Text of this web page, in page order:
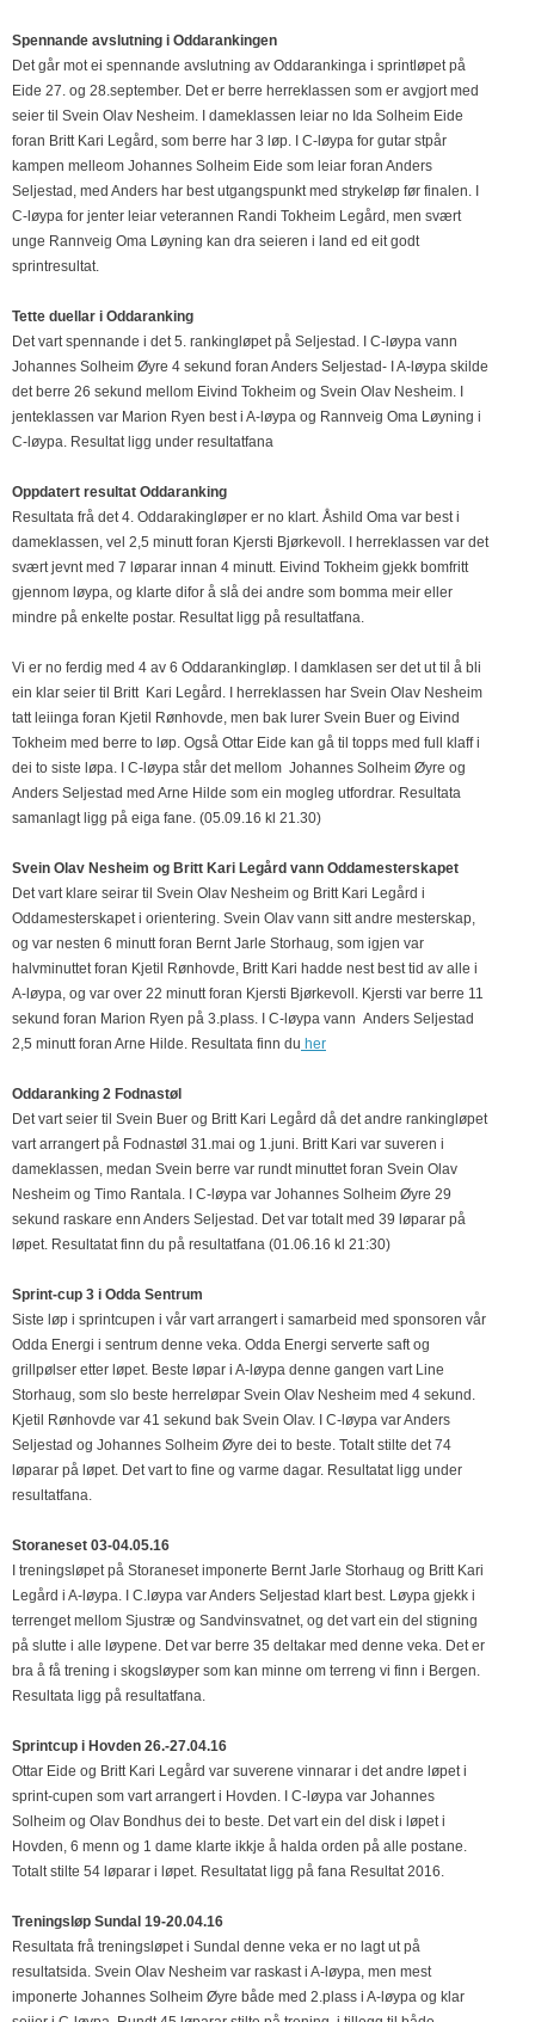
Spennande avslutning i Oddarankingen
Det går mot ei spennande avslutning av Oddarankinga i sprintløpet på
Eide 27. og 28.september. Det er berre herreklassen som er avgjort med
seier til Svein Olav Nesheim. I dameklassen leiar no Ida Solheim Eide
foran Britt Kari Legård, som berre har 3 løp. I C-løypa for gutar stpår
kampen melleom Johannes Solheim Eide som leiar foran Anders
Seljestad, med Anders har best utgangspunkt med strykeløp før finalen. I
C-løypa for jenter leiar veterannen Randi Tokheim Legård, men svært
unge Rannveig Oma Løyning kan dra seieren i land ed eit godt
sprintresultat.
Tette duellar i Oddaranking
Det vart spennande i det 5. rankingløpet på Seljestad. I C-løypa vann
Johannes Solheim Øyre 4 sekund foran Anders Seljestad- I A-løypa skilde
det berre 26 sekund mellom Eivind Tokheim og Svein Olav Nesheim. I
jenteklassen var Marion Ryen best i A-løypa og Rannveig Oma Løyning i
C-løypa. Resultat ligg under resultatfana
Oppdatert resultat Oddaranking
Resultata frå det 4. Oddarakingløper er no klart. Åshild Oma var best i
dameklassen, vel 2,5 minutt foran Kjersti Bjørkevoll. I herreklassen var det
svært jevnt med 7 løparar innan 4 minutt. Eivind Tokheim gjekk bomfritt
gjennom løypa, og klarte difor å slå dei andre som bomma meir eller
mindre på enkelte postar. Resultat ligg på resultatfana.
Vi er no ferdig med 4 av 6 Oddarankingløp. I damklasen ser det ut til å bli
ein klar seier til Britt Kari Legård. I herreklassen har Svein Olav Nesheim
tatt leiinga foran Kjetil Rønhovde, men bak lurer Svein Buer og Eivind
Tokheim med berre to løp. Også Ottar Eide kan gå til topps med full klaff i
dei to siste løpa. I C-løypa står det mellom Johannes Solheim Øyre og
Anders Seljestad med Arne Hilde som ein mogleg utfordrar. Resultata
samanlagt ligg på eiga fane. (05.09.16 kl 21.30)
Svein Olav Nesheim og Britt Kari Legård vann Oddamesterskapet
Det vart klare seirar til Svein Olav Nesheim og Britt Kari Legård i
Oddamesterskapet i orientering. Svein Olav vann sitt andre mesterskap,
og var nesten 6 minutt foran Bernt Jarle Storhaug, som igjen var
halvminuttet foran Kjetil Rønhovde, Britt Kari hadde nest best tid av alle i
A-løypa, og var over 22 minutt foran Kjersti Bjørkevoll. Kjersti var berre 11
sekund foran Marion Ryen på 3.plass. I C-løypa vann Anders Seljestad
2,5 minutt foran Arne Hilde. Resultata finn du her
Oddaranking 2 Fodnastøl
Det vart seier til Svein Buer og Britt Kari Legård då det andre rankingløpet
vart arrangert på Fodnastøl 31.mai og 1.juni. Britt Kari var suveren i
dameklassen, medan Svein berre var rundt minuttet foran Svein Olav
Nesheim og Timo Rantala. I C-løypa var Johannes Solheim Øyre 29
sekund raskare enn Anders Seljestad. Det var totalt med 39 løparar på
løpet. Resultatat finn du på resultatfana (01.06.16 kl 21:30)
Sprint-cup 3 i Odda Sentrum
Siste løp i sprintcupen i vår vart arrangert i samarbeid med sponsoren vår
Odda Energi i sentrum denne veka. Odda Energi serverte saft og
grillpølser etter løpet. Beste løpar i A-løypa denne gangen vart Line
Storhaug, som slo beste herreløpar Svein Olav Nesheim med 4 sekund.
Kjetil Rønhovde var 41 sekund bak Svein Olav. I C-løypa var Anders
Seljestad og Johannes Solheim Øyre dei to beste. Totalt stilte det 74
løparar på løpet. Det vart to fine og varme dagar. Resultatat ligg under
resultatfana.
Storaneset 03-04.05.16
I treningsløpet på Storaneset imponerte Bernt Jarle Storhaug og Britt Kari
Legård i A-løypa. I C.løypa var Anders Seljestad klart best. Løypa gjekk i
terrenget mellom Sjustræ og Sandvinsvatnet, og det vart ein del stigning
på slutte i alle løypene. Det var berre 35 deltakar med denne veka. Det er
bra å få trening i skogsløyper som kan minne om terreng vi finn i Bergen.
Resultata ligg på resultatfana.
Sprintcup i Hovden 26.-27.04.16
Ottar Eide og Britt Kari Legård var suverene vinnarar i det andre løpet i
sprint-cupen som vart arrangert i Hovden. I C-løypa var Johannes
Solheim og Olav Bondhus dei to beste. Det vart ein del disk i løpet i
Hovden, 6 menn og 1 dame klarte ikkje å halda orden på alle postane.
Totalt stilte 54 løparar i løpet. Resultatat ligg på fana Resultat 2016.
Treningsløp Sundal 19-20.04.16
Resultata frå treningsløpet i Sundal denne veka er no lagt ut på
resultatsida. Svein Olav Nesheim var raskast i A-løypa, men mest
imponerte Johannes Solheim Øyre både med 2.plass i A-løypa og klar